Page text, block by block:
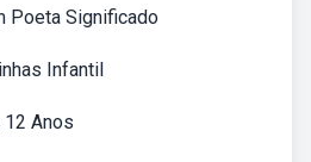
Poeta Significado
Infantil
Anos